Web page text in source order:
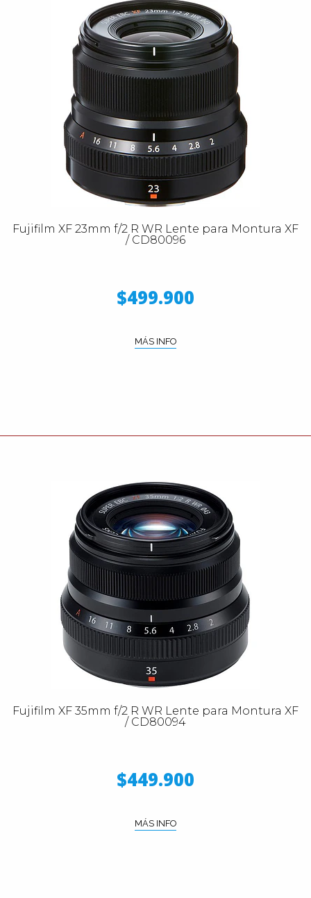
Fujifilm XF 23mm f/2 R WR Lente para Montura XF
/ CD80096
$499.900
MÁS INFO
Fujifilm XF 35mm f/2 R WR Lente para Montura XF
/ CD80094
$449.900
MÁS INFO